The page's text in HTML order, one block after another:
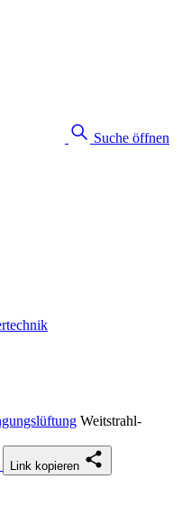
Suche öffnen
Weitstrahl-
Link kopieren